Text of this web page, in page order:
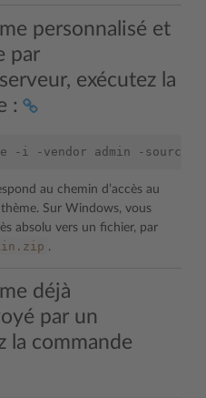
personnalisé et
par
exécutez la
:
au chemin d’accès au
Sur Windows, vous
absolu vers un fichier, par
.
déjà
par un
la commande